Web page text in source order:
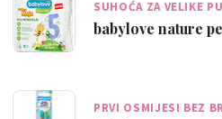
SUHOĆA ZA VELIKE
babylove nature
PRVI OSMIJESI BEZ